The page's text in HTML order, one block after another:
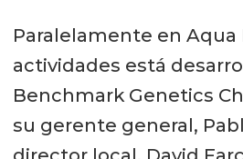
Paralelamente en Aqua
actividades está
Benchmark Genetics
su gerente general,